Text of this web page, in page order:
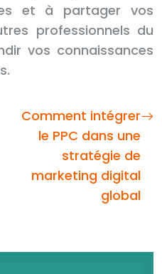
et à partager vos
professionnels du
vos connaissances
Comment intégrer
le PPC dans une
stratégie de
marketing digital
global